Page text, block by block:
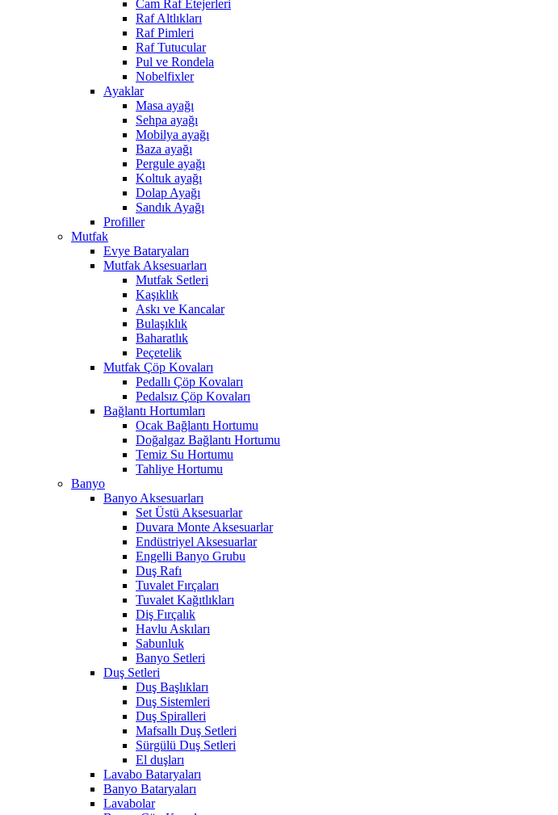
Cam Raf Etejerleri
Raf Altlıkları
Raf Pimleri
Raf Tutucular
Pul ve Rondela
Nobelfixler
Ayaklar
Masa ayağı
Sehpa ayağı
Mobilya ayağı
Baza ayağı
Pergule ayağı
Koltuk ayağı
Dolap Ayağı
Sandık Ayağı
Profiller
Mutfak
Evye Bataryaları
Mutfak Aksesuarları
Mutfak Setleri
Kaşıklık
Askı ve Kancalar
Bulaşıklık
Baharatlık
Peçetelik
Mutfak Çöp Kovaları
Pedallı Çöp Kovaları
Pedalsız Çöp Kovaları
Bağlantı Hortumları
Ocak Bağlantı Hortumu
Doğalgaz Bağlantı Hortumu
Temiz Su Hortumu
Tahliye Hortumu
Banyo
Banyo Aksesuarları
Set Üstü Aksesuarlar
Duvara Monte Aksesuarlar
Endüstriyel Aksesuarlar
Engelli Banyo Grubu
Duş Rafı
Tuvalet Fırçaları
Tuvalet Kağıtlıkları
Diş Fırçalık
Havlu Askıları
Sabunluk
Banyo Setleri
Duş Setleri
Duş Başlıkları
Duş Sistemleri
Duş Spiralleri
Mafsallı Duş Setleri
Sürgülü Duş Setleri
El duşları
Lavabo Bataryaları
Banyo Bataryaları
Lavabolar